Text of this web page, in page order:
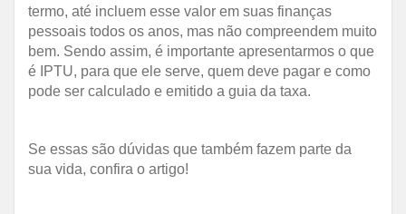
termo, até incluem esse valor em suas finanças
pessoais todos os anos, mas não compreendem muito
bem. Sendo assim, é importante apresentarmos o que
é IPTU, para que ele serve, quem deve pagar e como
pode ser calculado e emitido a guia da taxa.
Se essas são dúvidas que também fazem parte da
sua vida, confira o artigo!